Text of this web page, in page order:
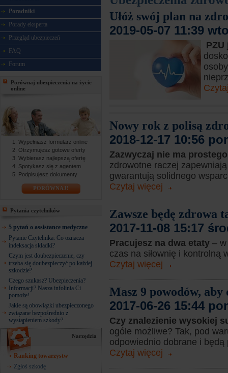
Poradniki
Porady eksperta
Przegląd ubezpieczeń
FAQ
Forum
Porównaj ubezpieczenia na życie
online
Wypełniasz formularz online
Otrzymujesz gotowe oferty
Wybierasz najlepszą ofertę
Spotykasz się z agentem
Podpisujesz dokumenty
PORÓWNAJ!
Pytania czytelników
5 pytań o assistance medyczne
Pytanie Czytelnika: Co oznacza
indeksacja składki?
Czym jest doubezpieczenie, czy
trzeba się doubezpieczyć po każdej
szkodzie?
Czego szukasz? Ubezpieczenia?
Informacji? Nasza infolinia Ci
pomoże!
Jakie są obowiązki ubezpieczonego
związane bezpośrednio z
wystąpieniem szkody?
Narzędzia
Ranking towarzystw
Zgłoś szkodę
Ułóż swój plan na
2019-05-07 11:39
Nowy rok z polisą
2018-12-17 10:56
Zazwyczaj nie ma
zdrowotne raczej
gwarantują solidnego
Czytaj więcej
Zawsze będę zdrowa
2017-11-08 15:17
Pracujesz na dwa etaty –
czas na siłownię i kontrolną
Czytaj więcej
Masz 9 powodów,
2017-06-26 15:44
Czy znalezienie wysokiej
ogóle możliwe? Tak, pod
odpowiednio dobrane i
Czytaj więcej